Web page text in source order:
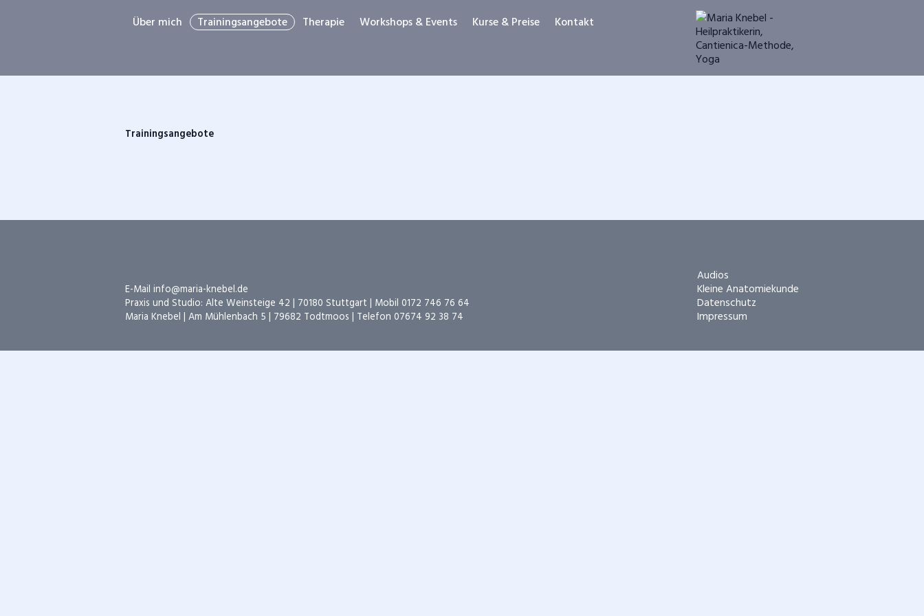
überspringen
Über mich Trainingsangebote Therapie Workshops & Events Kurse & Preise Kontakt
Trainingsangebote
E-Mail info@maria-knebel.de
Praxis und Studio: Alte Weinsteige 42 | 70180 Stuttgart | Mobil 0172 746 76 64
Maria Knebel | Am Mühlenbach 5 | 79682 Todtmoos | Telefon 07674 92 38 74
Navigation
überspringen
Audios
Kleine Anatomiekunde
Datenschutz
Impressum